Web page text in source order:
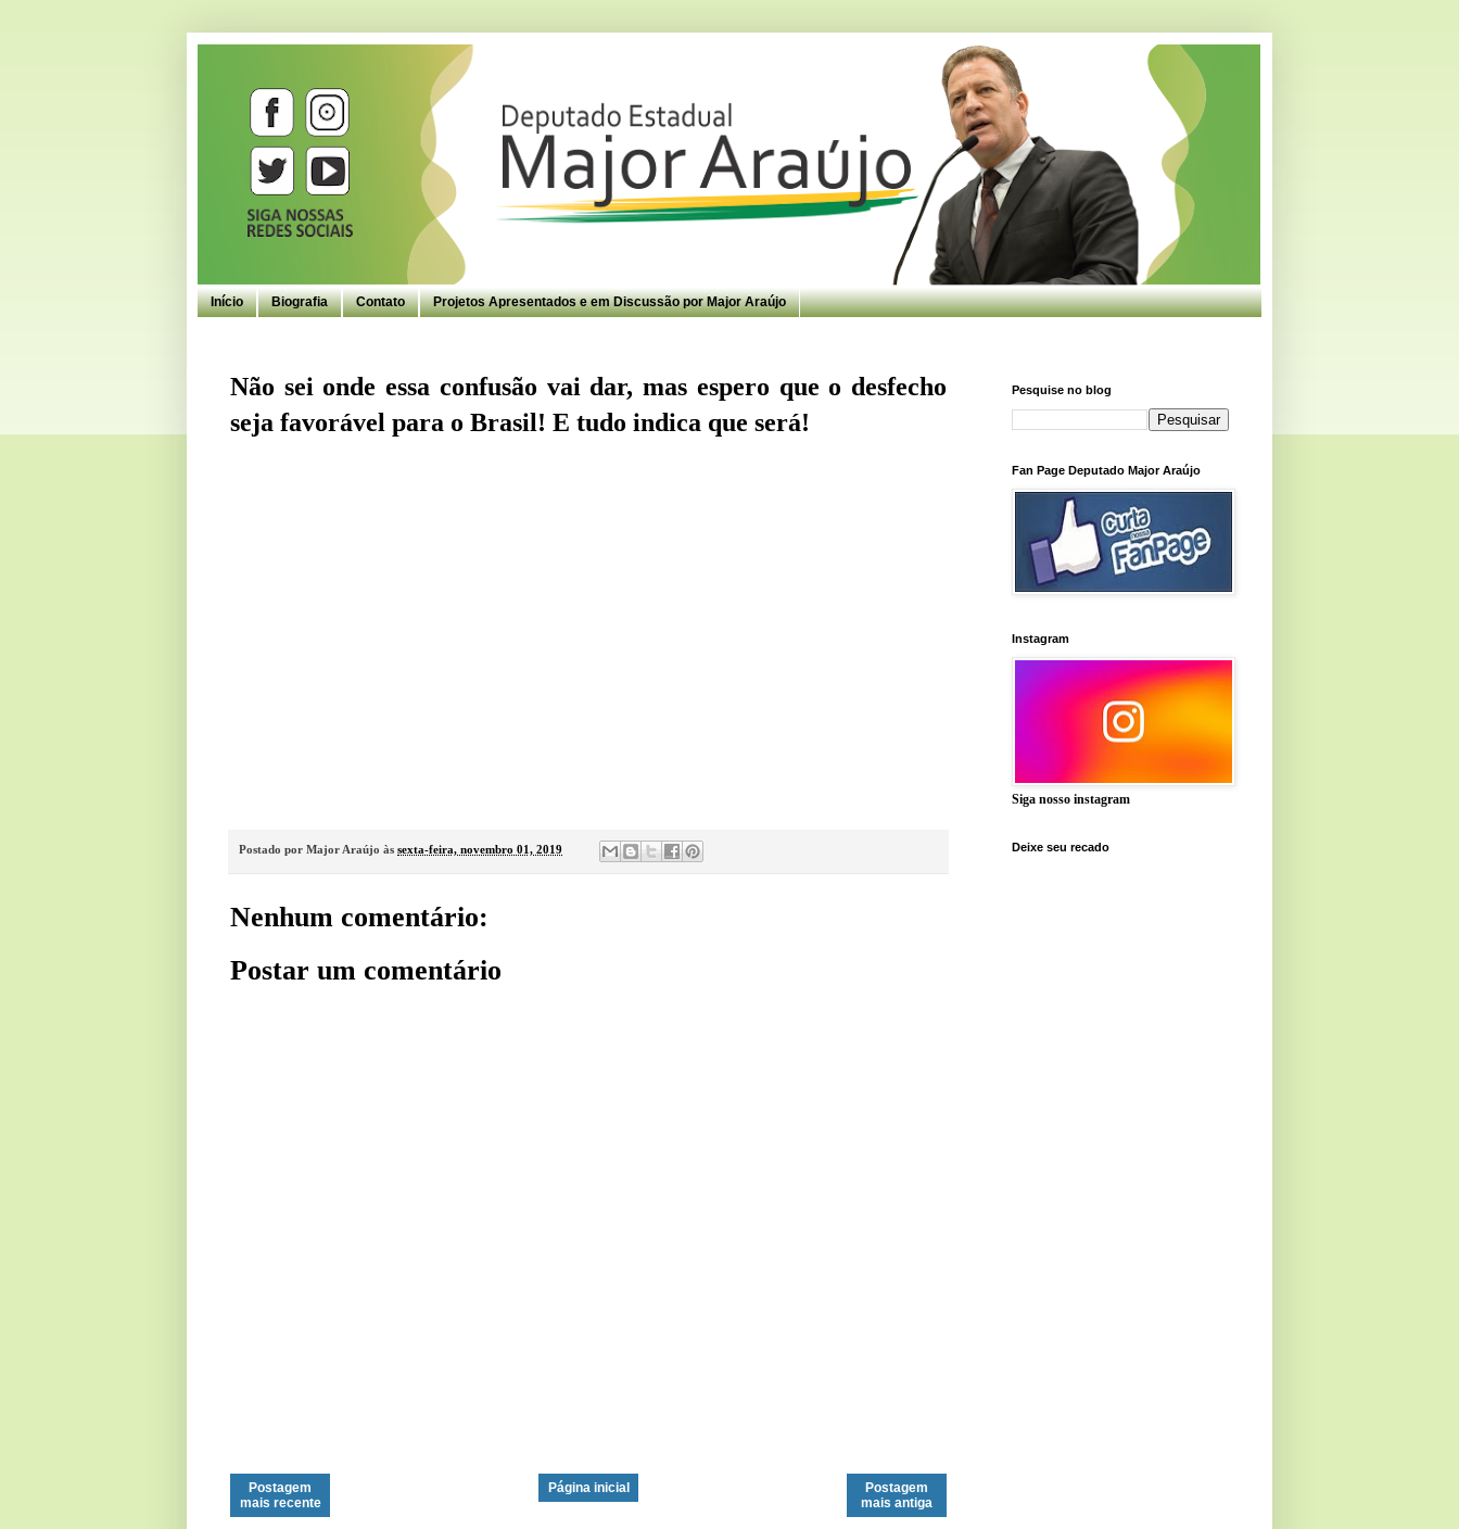
Início Biografia Contato Projetos Apresentados e em Discussão por Major Araújo
Não sei onde essa confusão vai dar, mas espero que o desfecho
seja favorável para o Brasil! E tudo indica que será!
Postado por Major Araújo às sexta-feira, novembro 01, 2019
Nenhum comentário:
Postar um comentário
Postagem
mais recente
Postagem
mais antiga
Página inicial
Pesquise no blog
Fan Page Deputado Major Araújo
Instagram
Siga nosso instagram
Deixe seu recado